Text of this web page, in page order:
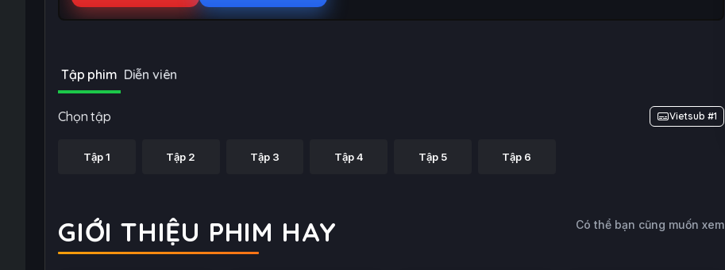
Tập phim Diễn viên
Chọn tập Vietsub #1
Tập 1 Tập 2 Tập 3 Tập 4 Tập 5 Tập 6
GIỚI THIỆU PHIM HAY Có thể bạn cũng muốn xem